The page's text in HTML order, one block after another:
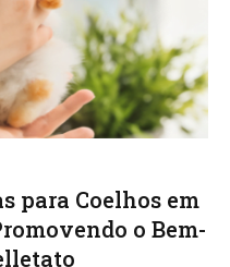
para Coelhos em
o Bem-